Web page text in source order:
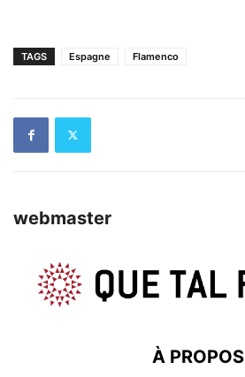
TAGS Espagne Flamenco
webmaster
À PROPOS